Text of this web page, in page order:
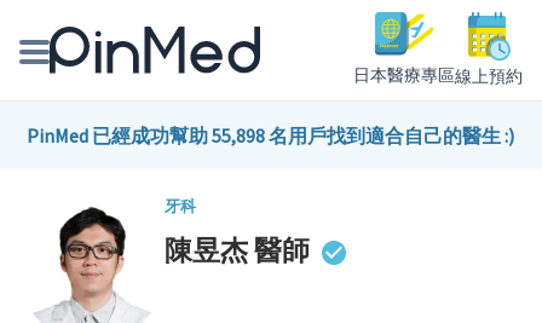
日本醫療專區線上預約
線上預約醫師、院所
健康主題館
PinMed 已經成功幫助 55,898 名用戶找到適合自己的醫生 :)
牙科
陳昱杰醫師